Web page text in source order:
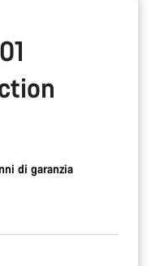
di garanzia